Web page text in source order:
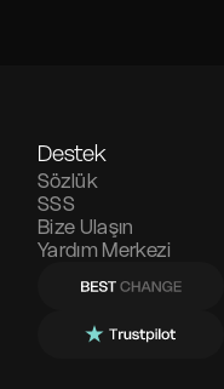
Destek
Sözlük
SSS
Bize Ulaşın
Yardım Merkezi